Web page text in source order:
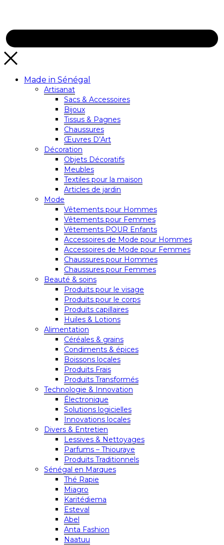
Made in Sénégal
Artisanat
Sacs & Accessoires
Bijoux
Tissus & Pagnes
Chaussures
Œuvres D’Art
Décoration
Objets Décoratifs
Meubles
Textiles pour la maison
Articles de jardin
Mode
Vêtements pour Hommes
Vêtements pour Femmes
Vêtements POUR Enfants
Accessoires de Mode pour Hommes
Accessoires de Mode pour Femmes
Chaussures pour Hommes
Chaussures pour Femmes
Beauté & soins
Produits pour le visage
Produits pour le corps
Produits capillaires
Huiles & Lotions
Alimentation
Céréales & grains
Condiments & épices
Boissons locales
Produits Frais
Produits Transformés
Technologie & Innovation
Électronique
Solutions logicielles
Innovations locales
Divers & Entretien
Lessives & Nettoyages
Parfums – Thiouraye
Produits Traditionnels
Sénégal en Marques
Thé Rapie
Miagro
Karitédiema
Esteval
Abel
Anta Fashion
Naatuu